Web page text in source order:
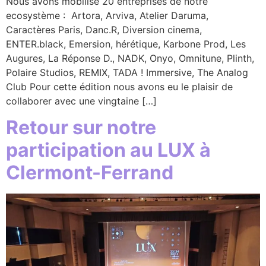
ecosystème : Artora, Arviva, Atelier Daruma,
Caractères Paris, Danc.R, Diversion cinema,
ENTER.black, Emersion, hérétique, Karbone Prod, Les
Augures, La Réponse D., NADK, Onyo, Omnitune, Plinth,
Polaire Studios, REMIX, TADA ! Immersive, The Analog
Club Pour cette édition nous avons eu le plaisir de
collaborer avec une vingtaine […]
Retour sur notre
participation au LUX à
Clermont-Ferrand